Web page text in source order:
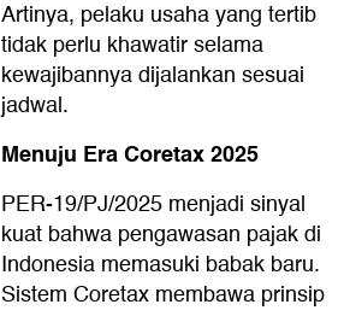
Artinya, pelaku usaha yang tertib
tidak perlu khawatir selama
kewajibannya dijalankan sesuai
jadwal.
Menuju Era Coretax 2025
PER-19/PJ/2025 menjadi sinyal
kuat bahwa pengawasan pajak di
Indonesia memasuki babak baru.
Sistem Coretax membawa prinsip